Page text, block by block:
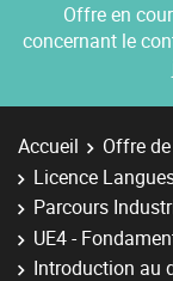
Offre en
concernant le
Accueil Offre
Licence
Parcours
UE4 -
Introduction au